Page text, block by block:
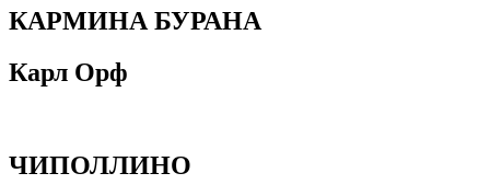
КАРМИНА БУРАНА
Карл Орф
ЧИПОЛЛИНО